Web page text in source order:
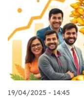
19/04/2025 - 14:45